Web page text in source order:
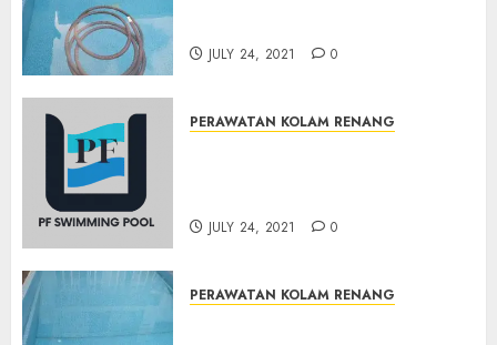
JULY 24, 2021 0
PERAWATAN KOLAM RENANG
JULY 24, 2021 0
PERAWATAN KOLAM RENANG